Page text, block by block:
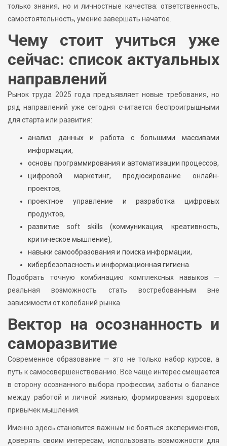
только знания, но и личностные качества: ответственность,
самостоятельность, умение завершать начатое.
Чему стоит учиться уже
сейчас: список актуальных
направлений
Рынок труда 2025 года предъявляет новые требования, но
ряд направлений уже сегодня считается беспроигрышными
для старта или развития:
анализ данных и работа с большими массивами
информации,
основы программирования и автоматизации процессов,
цифровой маркетинг, продюсирование онлайн-
проектов,
проектное управление и разработка цифровых
продуктов,
развитие soft skills (коммуникация, креативность,
критическое мышление),
навыки самообразования и поиска информации,
кибербезопасность и информационная гигиена.
Подобрать точную комбинацию комплексных навыков —
реальная возможность стать востребованным вне
зависимости от колебаний рынка.
Вектор на осознанность и
саморазвитие
Современное образование — это не только набор курсов, а
путь к самосовершенствованию. Всё чаще интерес смещается
в сторону осознанного выбора профессии, заботы о балансе
между работой и личной жизнью, формирования здоровых
привычек мышления.
Именно здесь становится важным не бояться экспериментов,
доверять своим интересам, использовать возможности для